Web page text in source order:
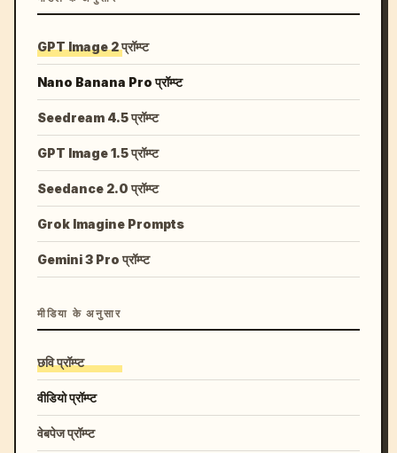
GPT Image 2 प्रॉम्प्ट
Nano Banana Pro प्रॉम्प्ट
Seedream 4.5 प्रॉम्प्ट
GPT Image 1.5 प्रॉम्प्ट
Seedance 2.0 प्रॉम्प्ट
Grok Imagine Prompts
Gemini 3 Pro प्रॉम्प्ट
मीडिया के अनुसार
छवि प्रॉम्प्ट
वीडियो प्रॉम्प्ट
वेबपेज प्रॉम्प्ट